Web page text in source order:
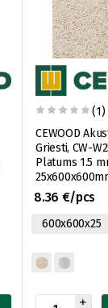
(1)
CEWOOD
Griesti, CW-
Platums 1.5
595x595-N,
8.36 €/pcs
600x600x25